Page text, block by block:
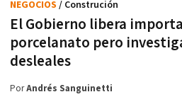
El Gobierno libera
porcelanato pero
desleales
NEGOCIOS / Construción
PorAndrés Sanguinetti